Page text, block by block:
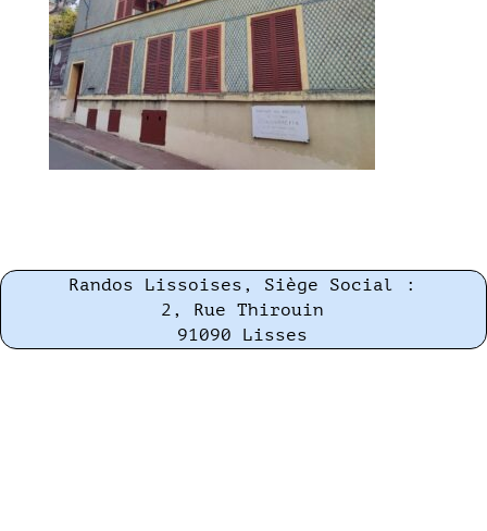
Randos Lissoises, Siège Social :
2, Rue Thirouin
91090 Lisses